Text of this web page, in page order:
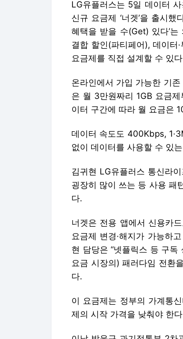
LG유플러스는 5일 데이터
신규 요금제 ‘너겟’을 출시
혜택을 받을 수(Get) 있다’
결합 할인(파티페어), 데이터
요금제를 직접 설계할 수 있
온라인에서 가입 가능한 기
은 월 3만원짜리 1GB 요금제
이터 구간에 따라 월 요금은
데이터 속도도 400Kbps,
없이 데이터를 사용할 수 있
김귀현 LG유플러스 통신라
굉장히 많이 쓰는 등 사용 패
다.
너겟은 전용 앱에서 신용카
요금제 변경·해지가 가능하
현 담당은 “넷플릭스 등 구
요금 시장의) 패러다임 전환
다.
이 요금제는 정부의 가계통
제의 시작 가격을 낮춰야 한